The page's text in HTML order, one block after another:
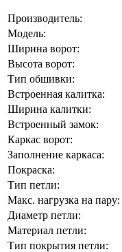
Производитель:
Модель:
Ширина ворот:
Высота ворот:
Тип обшивки:
Встроенная калитка:
Ширина калитки:
Встроенный замок:
Каркас ворот:
Заполнение каркаса:
Покраска:
Тип петли:
Макс. нагрузка на пару:
Диаметр петли:
Материал петли:
Тип покрытия петли: